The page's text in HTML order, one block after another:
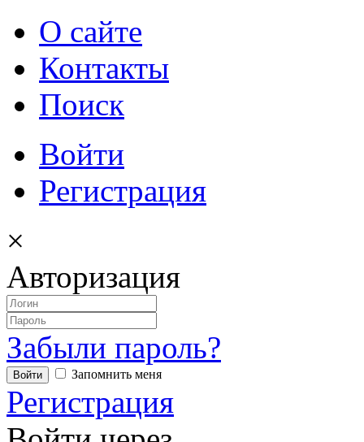
О сайте
Контакты
Поиск
Войти
Регистрация
×
Авторизация
Забыли пароль?
Запомнить меня
Регистрация